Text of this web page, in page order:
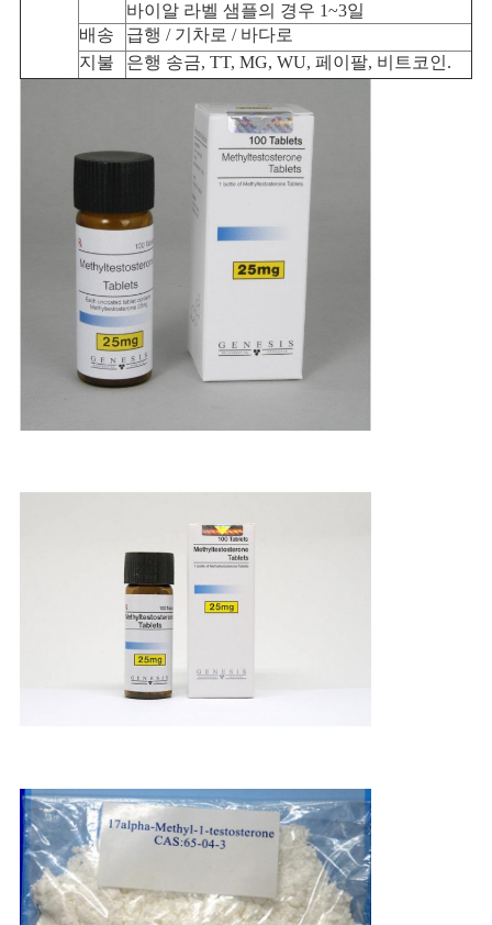
PRIVACY
바이알 라벨 샘플의 경우 1~3일
배송
급행 / 기차로 / 바다로
지불
은행 송금, TT, MG, WU, 페이팔, 비트코인.